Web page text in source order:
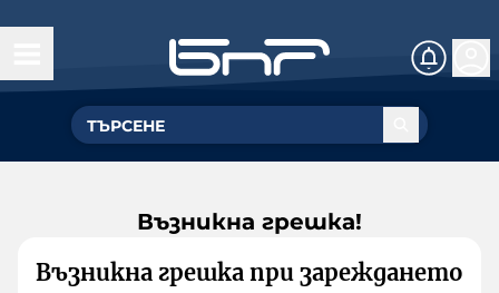
Възникна грешка!
Възникна грешка при зареждането